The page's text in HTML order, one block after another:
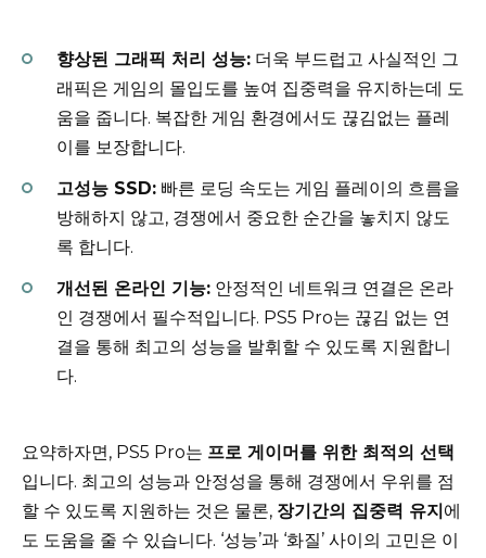
향상된 그래픽 처리 성능: 더욱 부드럽고 사실적인 그
래픽은 게임의 몰입도를 높여 집중력을 유지하는데 도
움을 줍니다. 복잡한 게임 환경에서도 끊김없는 플레
이를 보장합니다.
고성능 SSD: 빠른 로딩 속도는 게임 플레이의 흐름을
방해하지 않고, 경쟁에서 중요한 순간을 놓치지 않도
록 합니다.
개선된 온라인 기능: 안정적인 네트워크 연결은 온라
인 경쟁에서 필수적입니다. PS5 Pro는 끊김 없는 연
결을 통해 최고의 성능을 발휘할 수 있도록 지원합니
다.
요약하자면, PS5 Pro는 프로 게이머를 위한 최적의 선택
입니다. 최고의 성능과 안정성을 통해 경쟁에서 우위를 점
할 수 있도록 지원하는 것은 물론, 장기간의 집중력 유지 에
도 도움을 줄 수 있습니다. ‘성능’과 ‘화질’ 사이의 고민은 이